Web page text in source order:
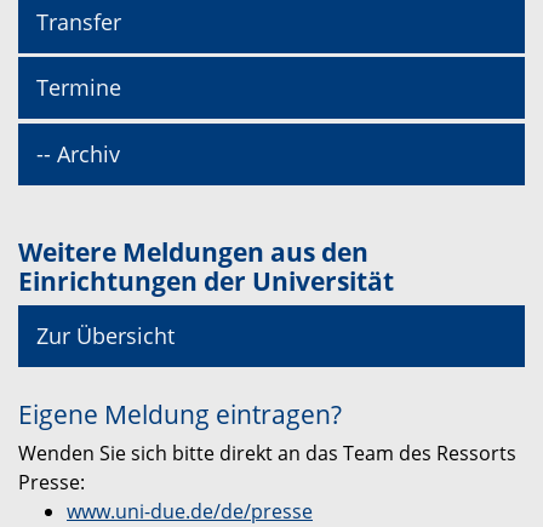
Transfer
Termine
-- Archiv
Weitere Meldungen aus den
Einrichtungen der Universität
Zur Übersicht
Eigene Meldung eintragen?
Wenden Sie sich bitte direkt an das Team des Ressorts
Presse:
www.uni-due.de/de/presse